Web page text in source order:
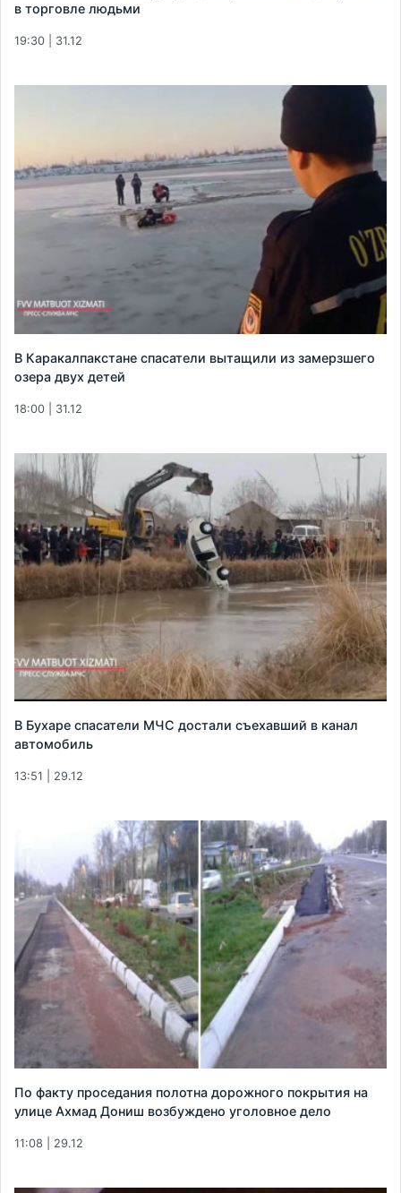
в торговле людьми
19:30 | 31.12
В Каракалпакстане спасатели вытащили из замерзшего
озера двух детей
18:00 | 31.12
В Бухаре спасатели МЧС достали съехавший в канал
автомобиль
13:51 | 29.12
По факту проседания полотна дорожного покрытия на
улице Ахмад Дониш возбуждено уголовное дело
11:08 | 29.12